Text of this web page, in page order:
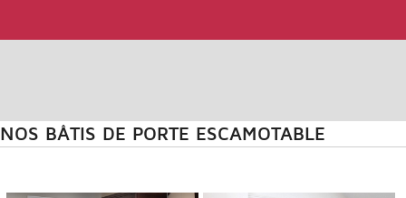
NOS BÂTIS DE PORTE ESCAMOTABLE